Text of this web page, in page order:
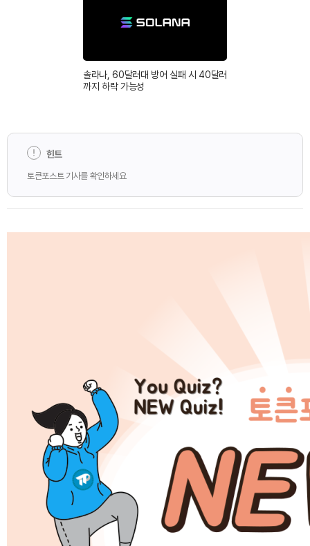
솔라나, 60달러대 방어 실패 시 40달러
까지 하락 가능성
힌트
토큰포스트 기사를 확인하세요